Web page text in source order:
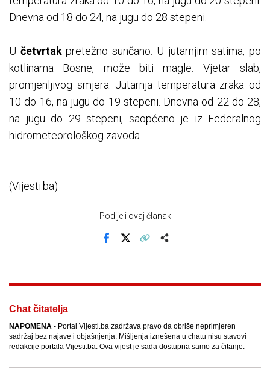
Dnevna od 18 do 24, na jugu do 28 stepeni.
U četvrtakpretežno sunčano. U jutarnjim satima, po
kotlinama Bosne, može biti magle. Vjetar slab,
promjenljivog smjera. Jutarnja temperatura zraka od
10 do 16, na jugu do 19 stepeni. Dnevna od 22 do 28,
na jugu do 29 stepeni, saopćeno je iz Federalnog
hidrometeorološkog zavoda.
(Vijesti.ba)
Podijeli ovaj članak
Chat čitatelja
NAPOMENA - Portal Vijesti.ba zadržava pravo da obriše neprimjeren
sadržaj bez najave i objašnjenja. Mišljenja iznešena u chatu nisu stavovi
redakcije portala Vijesti.ba. Ova vijest je sada dostupna samo za čitanje.